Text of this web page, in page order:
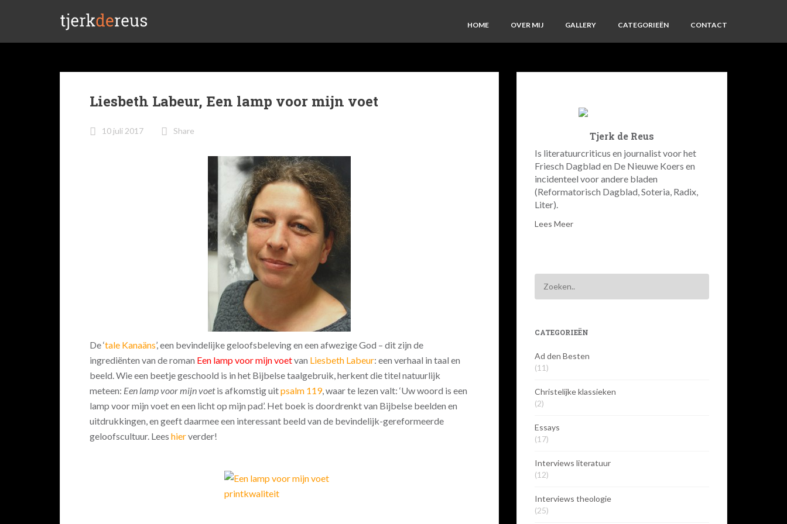
HOME OVER MIJ GALLERY CATEGORIEËN CONTACT
Liesbeth Labeur, Een lamp voor mijn voet
10 juli 2017 Share
De ‘tale Kanaäns’, een bevindelijke geloofsbeleving en een afwezige God – dit zijn de
ingrediënten van de roman Een lamp voor mijn voetvan Liesbeth Labeur: een verhaal in taal en
beeld. Wie een beetje geschoold is in het Bijbelse taalgebruik, herkent die titel natuurlijk
meteen: Een lamp voor mijn voetis afkomstig uitpsalm 119, waar te lezen valt: ‘Uw woord is een
lamp voor mijn voet en een licht op mijn pad’. Het boek is doordrenkt van Bijbelse beelden en
uitdrukkingen, en geeft daarmee een interessant beeld van de bevindelijk-gereformeerde
geloofscultuur. Lees hierverder!
Tjerk de Reus
Is literatuurcriticus en journalist voor het
Friesch Dagblad en De Nieuwe Koers en
incidenteel voor andere bladen
(Reformatorisch Dagblad, Soteria, Radix,
Liter).
Lees Meer
CATEGORIEËN
Ad den Besten
(11)
Christelijke klassieken
(2)
Essays
(17)
Interviews literatuur
(12)
Interviews theologie
(25)